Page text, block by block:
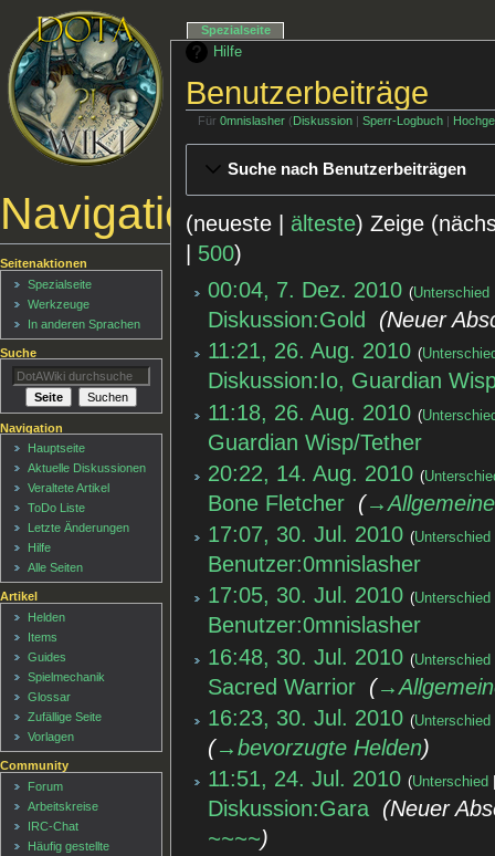
Hilfe
Benutzerbeiträge
Für 0mnislasher Diskussion Sperr-Logbuch
Suche nach Benutzerbeiträgen
(neueste | älteste) Zeige
| 500)
00:04, 7. Dez. 2010
Unterschied
Diskussion:Gold
Neuer
11:21, 26. Aug. 2010
Diskussion:Io, Guardian
11:18, 26. Aug. 2010
Guardian Wisp/Tether
20:22, 14. Aug. 2010
Bone Fletcher
17:07, 30. Jul. 2010
Unterschied
Benutzer:0mnislasher
17:05, 30. Jul. 2010
Unterschied
Benutzer:0mnislasher
16:48, 30. Jul. 2010
Unterschied
Sacred Warrior
16:23, 30. Jul. 2010
Unterschied
→‎bevorzugte Helden
11:51, 24. Jul. 2010
Unterschied
Diskussion:Gara
Neuer
~~~~
Navigationsmenü
Spezialseite
Seitenaktionen
Spezialseite
Werkzeuge
In anderen Sprachen
Suche
Navigation
Hauptseite
Aktuelle Diskussionen
Veraltete Artikel
ToDo Liste
Letzte Änderungen
Hilfe
Alle Seiten
Artikel
Helden
Items
Guides
Spielmechanik
Glossar
Zufällige Seite
Vorlagen
Community
Forum
Arbeitskreise
IRC-Chat
Häufig gestellte